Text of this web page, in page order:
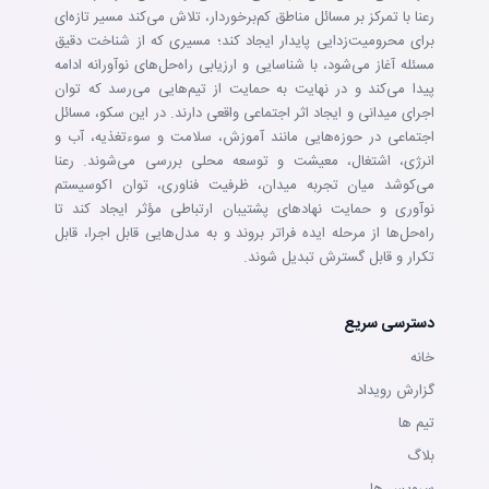
رعنا با تمرکز بر مسائل مناطق کم‌برخوردار، تلاش می‌کند مسیر تازه‌ای
برای محرومیت‌زدایی پایدار ایجاد کند؛ مسیری که از شناخت دقیق
مسئله آغاز می‌شود، با شناسایی و ارزیابی راه‌حل‌های نوآورانه ادامه
پیدا می‌کند و در نهایت به حمایت از تیم‌هایی می‌رسد که توان
اجرای میدانی و ایجاد اثر اجتماعی واقعی دارند. در این سکو، مسائل
اجتماعی در حوزه‌هایی مانند آموزش، سلامت و سوءتغذیه، آب و
انرژی، اشتغال، معیشت و توسعه محلی بررسی می‌شوند. رعنا
می‌کوشد میان تجربه میدان، ظرفیت فناوری، توان اکوسیستم
نوآوری و حمایت نهادهای پشتیبان ارتباطی مؤثر ایجاد کند تا
راه‌حل‌ها از مرحله ایده فراتر بروند و به مدل‌هایی قابل اجرا، قابل
تکرار و قابل گسترش تبدیل شوند.
دسترسی سریع
خانه
گزارش رویداد
تيم ها
بلاگ